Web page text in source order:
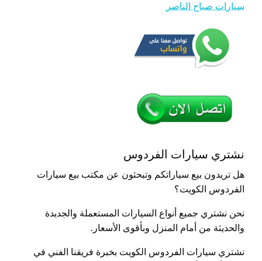
سيارات صباح الناصر
نشتري سيارات الفردوس
هل تريدون بيع سياراتكم وتبحثون عن مكتب بيع سيارات
الفردوس الكويت؟
نحن نشتري جميع أنواع السيارات المستعملة والجديدة
والحديثة من أمام المنزل وبأقوى الأسعار.
نشتري سيارات الفردوس الكويت بخبرة فريقنا الفني في